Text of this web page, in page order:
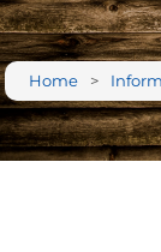
Home